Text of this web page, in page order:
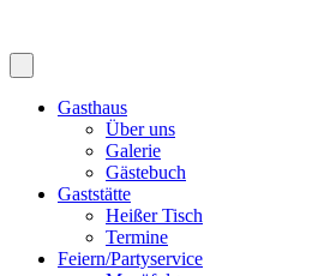
Gasthaus
Über uns
Galerie
Gästebuch
Gaststätte
Heißer Tisch
Termine
Feiern/Partyservice